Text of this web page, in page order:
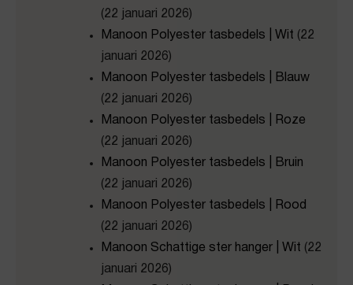
(22 januari 2026)
Manoon Polyester tasbedels | Wit (22
januari 2026)
Manoon Polyester tasbedels | Blauw
(22 januari 2026)
Manoon Polyester tasbedels | Roze
(22 januari 2026)
Manoon Polyester tasbedels | Bruin
(22 januari 2026)
Manoon Polyester tasbedels | Rood
(22 januari 2026)
Manoon Schattige ster hanger | Wit (22
januari 2026)